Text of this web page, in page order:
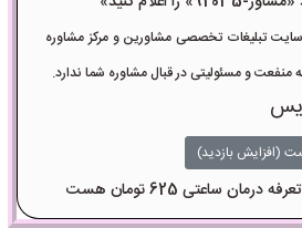
تبلیغات تخصصی مشاورین و مرکز مشاوره
و مسئولیتی در قبال مشاوره شما ندارد.
(افزایش بازدید)
تعرفه درمان ساعتی 625 تومان هست